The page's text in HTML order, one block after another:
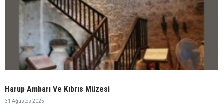
Harup Ambarı Ve Kıbrıs Müzesi
31 Ağustos 2025